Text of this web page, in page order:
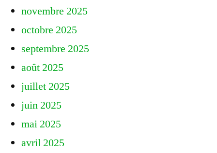
novembre 2025
octobre 2025
septembre 2025
août 2025
juillet 2025
juin 2025
mai 2025
avril 2025